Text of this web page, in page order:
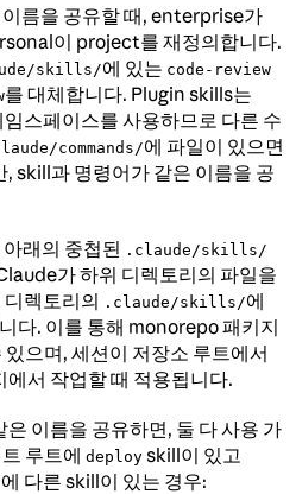
름을 공유할 때, enterprise가
이 project를 재정의합니다.
skills/에 있는 code-review
를 대체합니다. Plugin skills는
임스페이스를 사용하므로 다른 수
commands/에 파일이 있으면
skill과 명령어가 같은 이름을 공
래의 중첩된 .claude/skills/
가 하위 디렉토리의 파일을
디렉토리의 .claude/skills/에
다. 이를 통해 monorepo 패키지
으며, 세션이 저장소 루트에서
서 작업할 때 적용됩니다.
이름을 공유하면, 둘 다 사용 가
루트에 deploy skill이 있고
에 다른 skill이 있는 경우: